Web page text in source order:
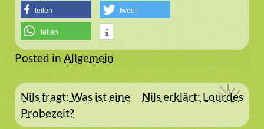
teilen tweet
teilen
Posted in Allgemein
Beitragsnavigation
Nils fragt: Was ist eine
Probezeit?
Nils erklärt: Lourdes